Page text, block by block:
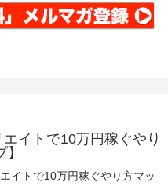
イトで10万円稼ぐやり
イトで10万円稼ぐやり方マッ